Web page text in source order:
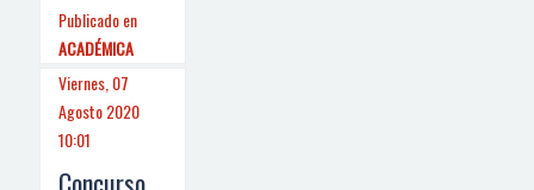
Publicado en
ACADÉMICA
Viernes, 07
Agosto 2020
10:01